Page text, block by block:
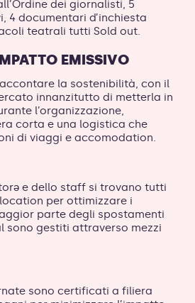
dei giornalisti, 5
4 documentari d’inchiesta
teatrali tutti Sold out.
EMISSIVO
la sostenibilità, con il
innanzitutto di metterla in
l’organizzazione,
corta e una logistica che
di viaggi e accomodation.
e dello staff si trovano tutti
per ottimizzare i
parte degli spostamenti
sono gestiti attraverso mezzi
sono certificati a filiera